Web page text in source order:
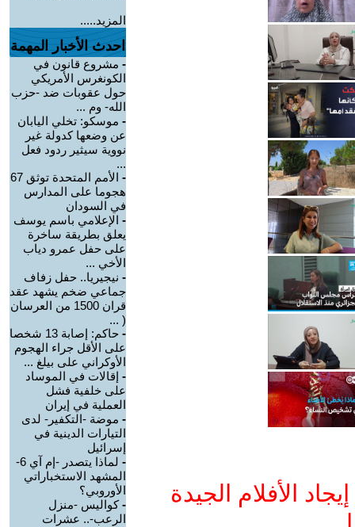
الأفلام الجيدة
المزيد.....
احدث الأخبار المهمة
- مشروع قانون في
الكونغرس الأمريكي
حول عقوبات ضد -حزب
الله- وم ...
- موسكو: تخلي اليابان
عن وضعها كدولة غير
نووية سيثير ردود فعل
...
-
الأمم المتحدة توثق 67
هجوما على المدارس
في السودان
- الإعلامي باسم يوسف
يعلق بطريقة ساخرة
على حفل عمرو دياب
الأخي ...
- نيجيريا.. حفل زفاف
جماعي ضخم يشهد عقد
قران 1500 من العرسان
( ...
-
حاكم: إصابة 13 شخصا
على الأقل جراء الهجوم
الأوكراني على بيلغ ...
- إقالات في الموساد
على خلفية فشل
العملية في إيران
- موضة -التكفير- لدى
التيارات الدينية في
إسرائيل
-
لماذا يتصدر -إم آي 6-
المشهد الاستخباراتي
الأوروبي؟
-كواليس -منزل
الرعب-.. عشرات